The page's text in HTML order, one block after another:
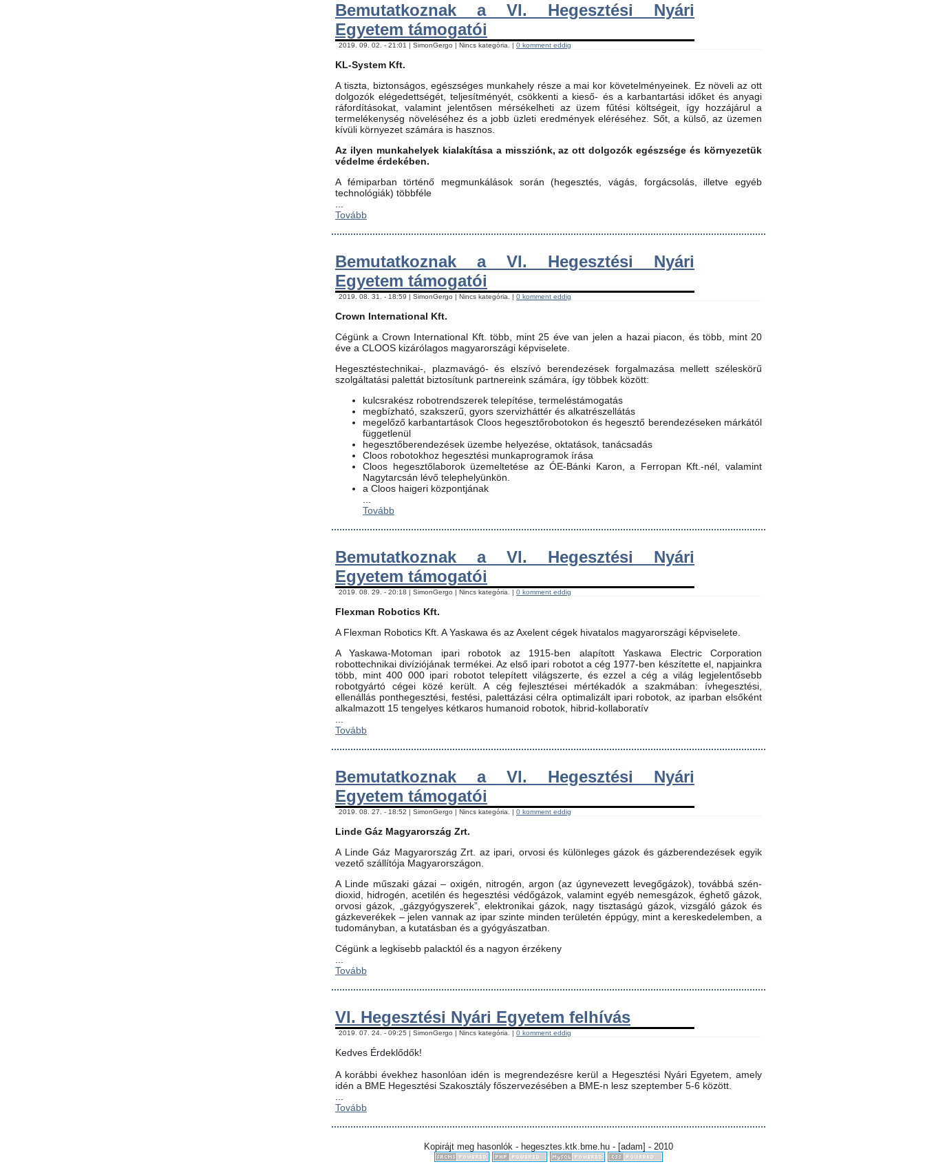
Bemutatkoznak a VI. Hegesztési Nyári
Egyetem támogatói
2019. 09. 02. - 21:01 | SimonGergo | Nincs kategória. | 0 komment eddig
KL-System Kft.
A tiszta, biztonságos, egészséges munkahely része a mai kor követelményeinek. Ez növeli az ott
dolgozók elégedettségét, teljesítményét, csökkenti a kieső- és a karbantartási időket és anyagi
ráfordításokat, valamint jelentősen mérsékelheti az üzem fűtési költségeit, így hozzájárul a
termelékenység növeléséhez és a jobb üzleti eredmények eléréséhez. Sőt, a külső, az üzemen
kívüli környezet számára is hasznos.
Az ilyen munkahelyek kialakítása a missziónk, az ott dolgozók egészsége és környezetük
védelme érdekében.
A fémiparban történő megmunkálások során (hegesztés, vágás, forgácsolás, illetve egyéb
technológiák) többféle
Tovább
Bemutatkoznak a VI. Hegesztési Nyári
Egyetem támogatói
2019. 08. 31. - 18:59 | SimonGergo | Nincs kategória. | 0 komment eddig
Crown International Kft.
Cégünk a Crown International Kft. több, mint 25 éve van jelen a hazai piacon, és több, mint 20
éve a CLOOS kizárólagos magyarországi képviselete.
Hegesztéstechnikai-, plazmavágó- és elszívó berendezések forgalmazása mellett széleskörű
szolgáltatási palettát biztosítunk partnereink számára, így többek között:
kulcsrakész robotrendszerek telepítése, termeléstámogatás
megbízható, szakszerű, gyors szervizháttér és alkatrészellátás
megelőző karbantartások Cloos hegesztőrobotokon és hegesztő berendezéseken márkától
függetlenül
hegesztőberendezések üzembe helyezése, oktatások, tanácsadás
Cloos robotokhoz hegesztési munkaprogramok írása
Cloos hegesztőlaborok üzemeltetése az ÓE-Bánki Karon, a Ferropan Kft.-nél, valamint
Nagytarcsán lévő telephelyünkön.
a Cloos haigeri központjának
Tovább
Bemutatkoznak a VI. Hegesztési Nyári
Egyetem támogatói
2019. 08. 29. - 20:18 | SimonGergo | Nincs kategória. | 0 komment eddig
Flexman Robotics Kft.
A Flexman Robotics Kft. A Yaskawa és az Axelent cégek hivatalos magyarországi képviselete.
A Yaskawa-Motoman ipari robotok az 1915-ben alapított Yaskawa Electric Corporation
robottechnikai divíziójának termékei. Az első ipari robotot a cég 1977-ben készítette el, napjainkra
több, mint 400 000 ipari robotot telepített világszerte, és ezzel a cég a világ legjelentősebb
robotgyártó cégei közé került. A cég fejlesztései mértékadók a szakmában: ívhegesztési,
ellenállás ponthegesztési, festési, palettázási célra optimalizált ipari robotok, az iparban elsőként
alkalmazott 15 tengelyes kétkaros humanoid robotok, hibrid-kollaboratív
Tovább
Bemutatkoznak a VI. Hegesztési Nyári
Egyetem támogatói
2019. 08. 27. - 18:52 | SimonGergo | Nincs kategória. | 0 komment eddig
Linde Gáz Magyarország Zrt.
A Linde Gáz Magyarország Zrt. az ipari, orvosi és különleges gázok és gázberendezések egyik
vezető szállítója Magyarországon.
A Linde műszaki gázai – oxigén, nitrogén, argon (az úgynevezett levegőgázok), továbbá szén-
dioxid, hidrogén, acetilén és hegesztési védőgázok, valamint egyéb nemesgázok, éghető gázok,
orvosi gázok, „gázgyógyszerek”, elektronikai gázok, nagy tisztaságú gázok, vizsgáló gázok és
gázkeverékek – jelen vannak az ipar szinte minden területén éppúgy, mint a kereskedelemben, a
tudományban, a kutatásban és a gyógyászatban.
Cégünk a legkisebb palacktól és a nagyon érzékeny
Tovább
VI. Hegesztési Nyári Egyetem felhívás
2019. 07. 24. - 09:25 | SimonGergo | Nincs kategória. | 0 komment eddig
Kedves Érdeklődők!
A korábbi évekhez hasonlóan idén is megrendezésre kerül a Hegesztési Nyári Egyetem, amely
idén a BME Hegesztési Szakosztály főszervezésében a BME-n lesz szeptember 5-6 között.
Tovább
Kopirájt meg hasonlók - hegesztes.ktk.bme.hu - [adam] - 2010